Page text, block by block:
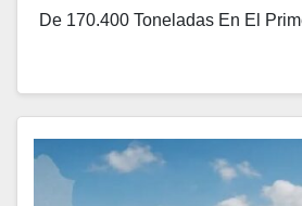
De 170.400 Toneladas En El